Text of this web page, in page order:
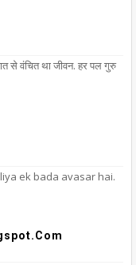
से वंचित था जीवन. हर पल गुरु
ek bada avasar hai.